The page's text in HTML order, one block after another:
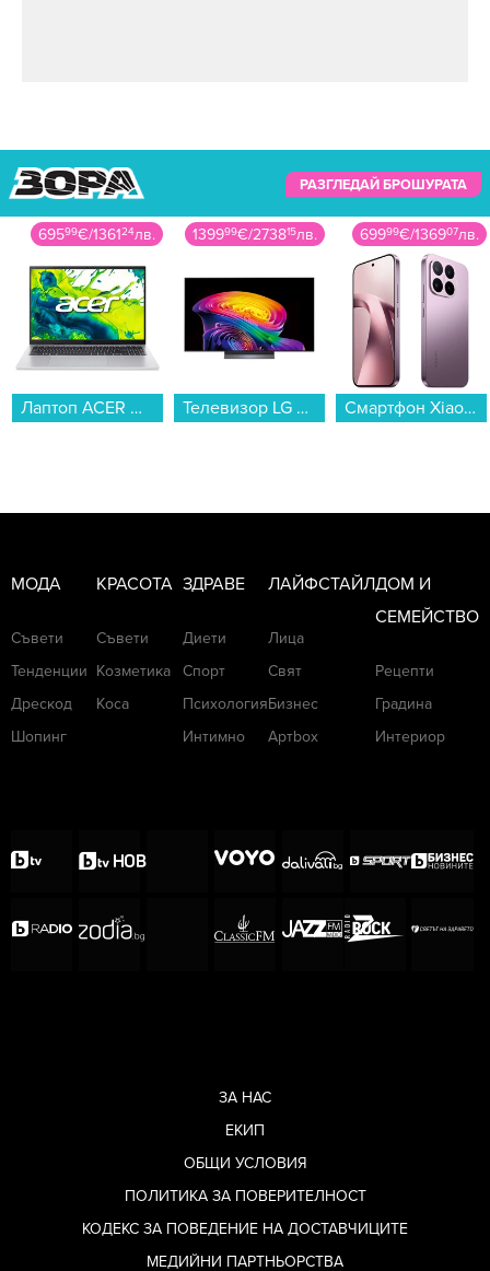
Кардашиян
В началото на годината пресата започна да
пише, че рапърът тайно се е оженил за
Бианка Ченсори. Тогава папараците
забелязаха пръстена на безименния му
пръст. Тогава обаче вътрешни лица
съобщиха, че церемонията няма правна
сила.
РАЗГЛЕДАЙ БРОШУРАТА
69599€/136124лв.
Лаптоп ACER ASPIRE GO 16 AG16-71P-70SZ NX.JTHEX.003 , 16 , 16.00 , 512GB SSD , Intel Core 7 Processor 150U (10 cores) , Intel Graphics , Без OS...
139999€/273815лв.
Телевизор LG OLED55C61LA , 139 см, 3840x2160 UHD-4K , 55 inch, OLED , Smart TV , Web Os...
69999€/136907лв.
Смартфон Xiaomi 17T 256/12 VIOLET MZB0NODEU , 12 GB, 256 GB...
МОДА
Съвети
Тенденции
Дрескод
Шопинг
КРАСОТА
Съвети
Козметика
Коса
ЗДРАВЕ
Диети
Спорт
Психология
Интимно
ЛАЙФСТАЙЛ
Лица
Свят
Бизнес
Артbox
ДОМ И
СЕМЕЙСТВО
Рецепти
Градина
Интериор
ЗА НАС
ЕКИП
ОБЩИ УСЛОВИЯ
ПОЛИТИКА ЗА ПОВЕРИТЕЛНОСТ
КОДЕКС ЗА ПОВЕДЕНИЕ НА ДОСТАВЧИЦИТЕ
МЕДИЙНИ ПАРТНЬОРСТВА